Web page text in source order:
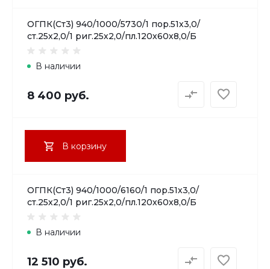
ОГПК(Ст3) 940/1000/5730/1 пор.51х3,0/
ст.25х2,0/1 риг.25х2,0/пл.120х60х8,0/Б
В наличии
8 400 руб.
В корзину
ОГПК(Ст3) 940/1000/6160/1 пор.51х3,0/
ст.25х2,0/1 риг.25х2,0/пл.120х60х8,0/Б
В наличии
12 510 руб.